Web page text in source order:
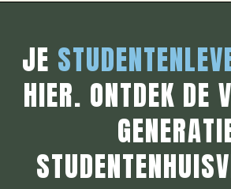
JE
HIER. ONTDEK DE